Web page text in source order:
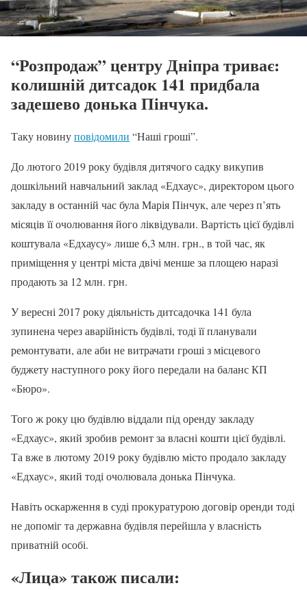
“Розпродаж” центру Дніпра триває:
колишній дитсадок 141 придбала
задешево донька Пінчука.
Таку новинуповідомили “Наші гроші”.
До лютого 2019 року будівля дитячого садку викупив
дошкільний навчальний заклад «Едхаус», директором цього
закладу в останній час була Марія Пінчук, але через п’ять
місяців її очолювання його ліквідували. Вартість цієї будівлі
коштувала «Едхаусу» лише 6,3 млн. грн., в той час, як
приміщення у центрі міста двічі менше за площею наразі
продають за 12 млн. грн.
У вересні 2017 року діяльність дитсадочка 141 була
зупинена через аварійність будівлі, тоді її планували
ремонтувати, але аби не витрачати гроші з місцевого
буджету наступного року його передали на баланс КП
«Бюро».
Того ж року цю будівлю віддали під оренду закладу
«Едхаус», який зробив ремонт за власні кошти цієї будівлі.
Та вже в лютому 2019 року будівлю місто продало закладу
«Едхаус», який тоді очолювала донька Пінчука.
Навіть оскарження в суді прокуратурою договір оренди тоді
не допоміг та державна будівля перейшла у власність
приватній особі.
«Лица» також писали: